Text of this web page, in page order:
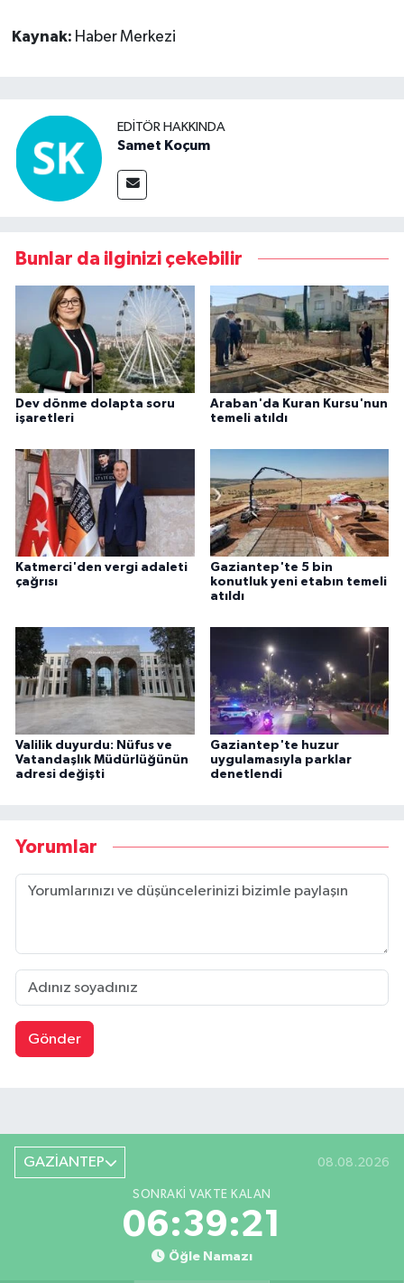
Kaynak: Haber Merkezi
EDITÖR HAKKINDA
Samet Koçum
Bunlar da ilginizi çekebilir
Dev dönme dolapta soru
işaretleri
Araban'da Kuran Kursu'nun
temeli atıldı
Katmerci'den vergi adaleti
çağrısı
Gaziantep'te 5 bin
konutluk yeni etabın temeli
atıldı
Valilik duyurdu: Nüfus ve
Vatandaşlık Müdürlüğünün
adresi değişti
Gaziantep'te huzur
uygulamasıyla parklar
denetlendi
Yorumlar
Gönder
GAZİANTEP 08.08.2026
SONRAKI VAKTE KALAN
06:39:20
Öğle Namazı